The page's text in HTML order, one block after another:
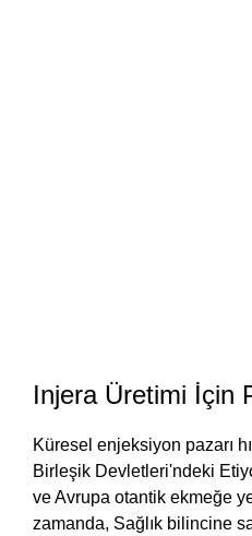
Injera Üretimi İçin
Küresel enjeksiyon pazarı
Birleşik Devletleri'ndeki
ve Avrupa otantik ekmeğe
zamanda, Sağlık bilincine